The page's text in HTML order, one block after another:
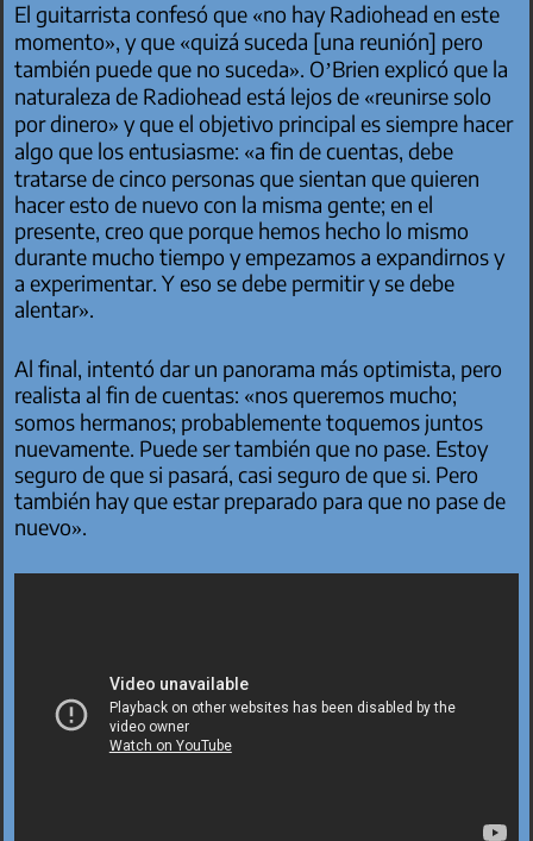
El guitarrista confesó que «no hay Radiohead en este
momento», y que «quizá suceda [una reunión] pero
también puede que no suceda». O’Brien explicó que la
naturaleza de Radiohead está lejos de «reunirse solo
por dinero» y que el objetivo principal es siempre hacer
algo que los entusiasme: «a fin de cuentas, debe
tratarse de cinco personas que sientan que quieren
hacer esto de nuevo con la misma gente; en el
presente, creo que porque hemos hecho lo mismo
durante mucho tiempo y empezamos a expandirnos y
a experimentar. Y eso se debe permitir y se debe
alentar».
Al final, intentó dar un panorama más optimista, pero
realista al fin de cuentas: «nos queremos mucho;
somos hermanos; probablemente toquemos juntos
nuevamente. Puede ser también que no pase. Estoy
seguro de que si pasará, casi seguro de que si. Pero
también hay que estar preparado para que no pase de
nuevo».